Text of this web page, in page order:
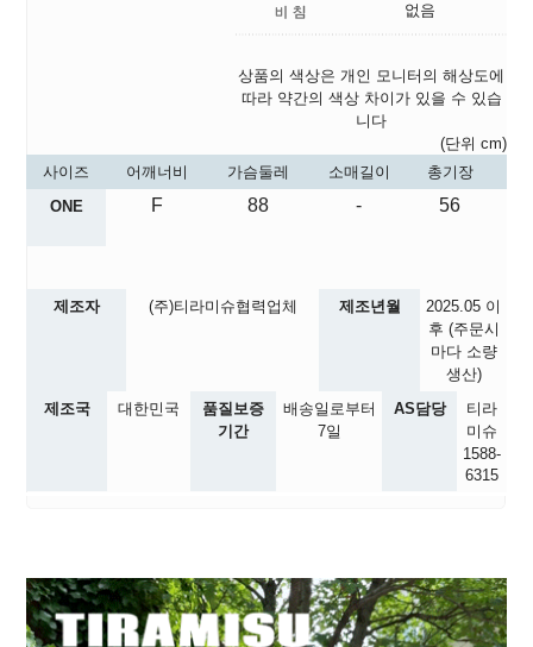
없음
상품의 색상은 개인 모니터의 해상도에
따라 약간의 색상 차이가 있을 수 있습
니다
(단위 cm)
사이즈
어깨너비 가슴둘레 소매길이
총기장
ONE
F 88 - 56
제조자 (주)티라미슈협력업체 제조년월 2025.05 이
후 (주문시
마다 소량
생산)
제조국
대한민국
품질보증
기간
배송일로부터
7일
AS담당
티라
미슈
1588-
6315